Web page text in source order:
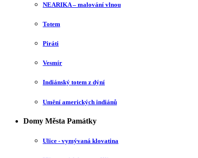
NEARIKA – malování vlnou
Totem
Piráti
Vesmír
Indiánský totem z dýní
Umění amerických indiánů
Domy Města Památky
Ulice - vymývaná klovatina